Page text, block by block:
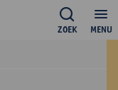
MENU
ZOEK